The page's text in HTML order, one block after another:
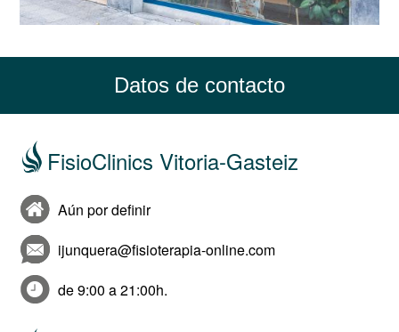
Datos de contacto
FisioClinics Vitoria-Gasteiz
Aún por definir
ijunquera@fisioterapia-online.com
de 9:00 a 21:00h.